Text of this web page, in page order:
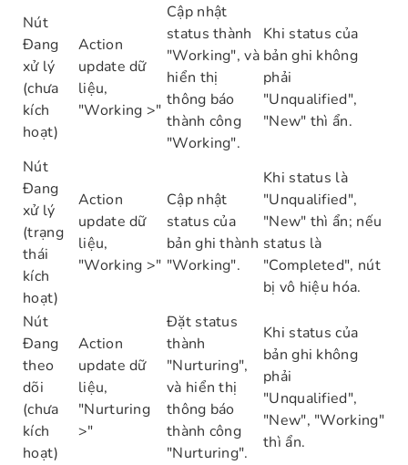
Nút
Đang
xử lý
(chưa
kích
hoạt)
Action
update dữ
liệu,
"Working >"
Cập nhật
status thành
"Working", và
hiển thị
thông báo
thành công
"Working".
Khi status của
bản ghi không
phải
"Unqualified",
"New" thì ẩn.
Nút
Đang
xử lý
(trạng
thái
kích
hoạt)
Action
update dữ
liệu,
"Working >"
Cập nhật
status của
bản ghi thành
"Working".
Khi status là
"Unqualified",
"New" thì ẩn; nếu
status là
"Completed", nút
bị vô hiệu hóa.
Nút
Đang
theo
dõi
(chưa
kích
hoạt)
Action
update dữ
liệu,
"Nurturing
>"
Đặt status
thành
"Nurturing",
và hiển thị
thông báo
thành công
"Nurturing".
Khi status của
bản ghi không
phải
"Unqualified",
"New", "Working"
thì ẩn.